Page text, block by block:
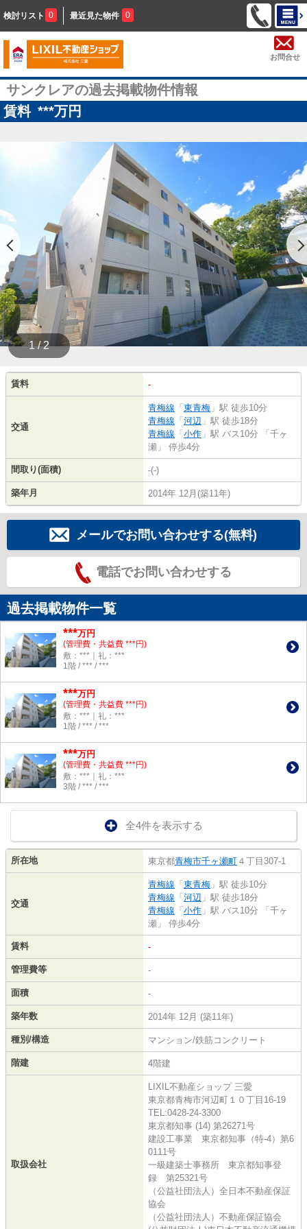
検討リスト 0 最近見た物件 0
お問合せ
サンクレアの過去掲載物件情報
賃料 ***万円
1 / 2
賃料 -
交通
青梅線 「東青梅 」駅 徒歩10分
青梅線 「河辺 」駅 徒歩18分
青梅線 「小作 」駅 バス10分 「千ヶ
瀬」 停歩4分
間取り(面積) -(-)
築年月 2014年 12月(築11年)
メールでお問い合わせする(無料)
電話でお問い合わせする
過去掲載物件一覧
***万円
(管理費・共益費 ***円)
敷：***｜礼：***
1階 / *** / ***
***万円
(管理費・共益費 ***円)
敷：***｜礼：***
1階 / *** / ***
***万円
(管理費・共益費 ***円)
敷：***｜礼：***
3階 / *** / ***
全4件を表示する
所在地 東京都青梅市千ヶ瀬町 ４丁目307-1
交通
青梅線 「東青梅 」駅 徒歩10分
青梅線 「河辺 」駅 徒歩18分
青梅線 「小作 」駅 バス10分 「千ヶ
瀬」 停歩4分
賃料 -
管理費等 -
面積 -
築年数 2014年 12月 (築11年)
種別/構造 マンション/鉄筋コンクリート
階建 4階建
取扱会社
LIXIL不動産ショップ 三愛
東京都青梅市河辺町１０丁目16-19
TEL:0428-24-3300
東京都知事 (14) 第26271号
建設工事業 東京都知事（特-4）第6
0111号
一級建築士事務所 東京都知事登
録 第25321号
（公益社団法人）全日本不動産保証
協会
（公益社団法人）不動産保証協会